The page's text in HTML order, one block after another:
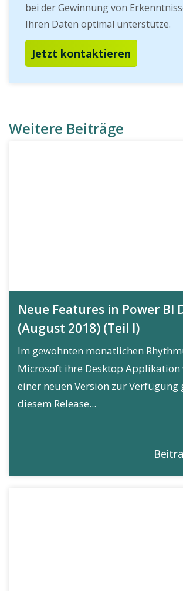
bei der Gewinnung von
Ihren Daten optimal unterstütze.
Jetzt kontaktieren
Weitere Beiträge
Neue Features in Power BI
(August 2018) (Teil I)
Im gewohnten monatlichen
Microsoft ihre Desktop Applikation
einer neuen Version zur Verfügung
diesem Release...